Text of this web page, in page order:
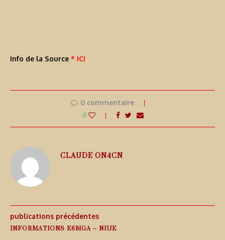
Info de la Source * ICI
0 commentaire
0
CLAUDE ON4CN
publications précédentes
INFORMATIONS E6MGA – NIUE